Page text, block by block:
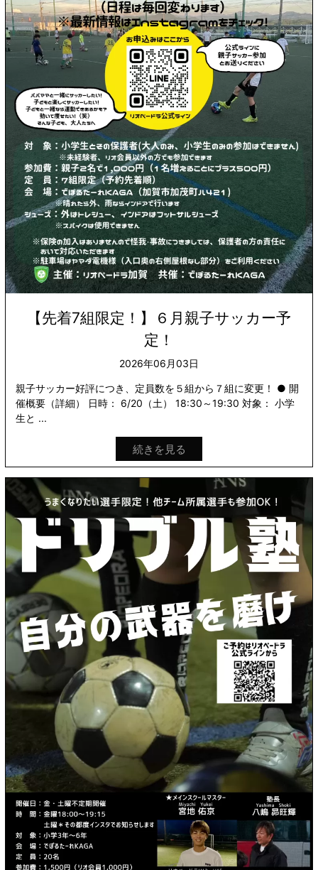
【先着7組限定！】６月親子サッカー予
定！
2026年06月03日
親子サッカー好評につき、定員数を５組から７組に変更！ ● 開
催概要（詳細） 日時： 6/20（土） 18:30～19:30 対象： 小学
生と ...
続きを見る